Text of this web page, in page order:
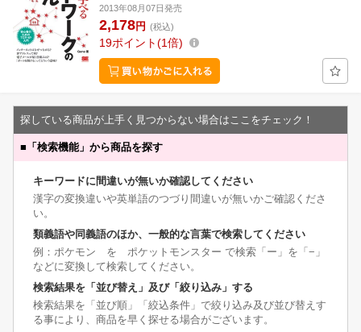
2013年08月07日発売
2,178円 (税込)
19ポイント 1倍
探している商品が上手く見つからない場合はここをチェック！
■ 「検索機能」から商品を探す
キーワードに間違いが無いか確認してください
漢字の変換違いや英単語のつづり間違いが無いかご確認くださ
い。
類義語や同義語のほか、一般的な言葉で検索してください
例：ポケモン を ポケットモンスター で検索「ー」を「−」
などに変換して検索してください。
検索結果を「並び替え」及び「絞り込み」する
検索結果を「並び順」「絞込条件」で絞り込み及び並び替えす
る事により、商品を早く探せる場合がございます。